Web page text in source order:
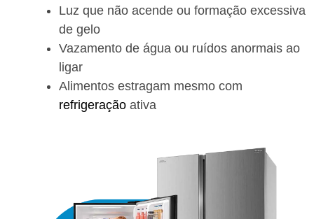
Luz que não acende ou formação excessiva
de gelo
Vazamento de água ou ruídos anormais ao
ligar
Alimentos estragam mesmo com
refrigeração ativa